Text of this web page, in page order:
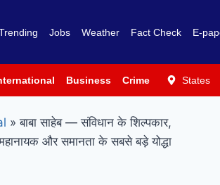
Jobs Weather Fact Check E-
Business Crime PoliticsStates
» बाबा साहेब — संविधान के शिल्पकार,
और समानता के सबसे बड़े योद्धा